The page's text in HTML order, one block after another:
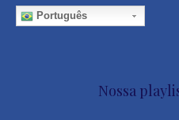
Português
Nossa